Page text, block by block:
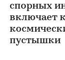
спорных
включает
пустышки